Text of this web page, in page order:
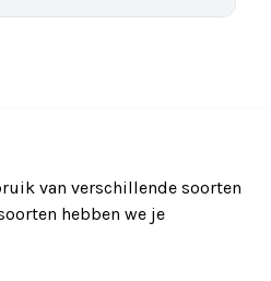
van verschillende soorten
hebben we je